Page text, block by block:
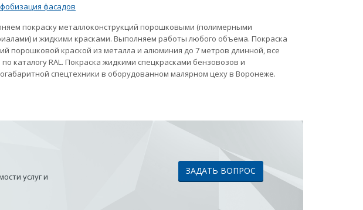
фасадов
покраску металлоконструкций порошковыми (полимерными
и жидкими красками. Выполняем работы любого объема. Покраска
порошковой краской из металла и алюминия до 7 метров длинной, все
каталогу RAL. Покраска жидкими спецкрасками бензовозов и
спецтехники в оборудованном малярном цеху в Воронеже.
услуг и
ЗАДАТЬ ВОПРОС